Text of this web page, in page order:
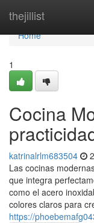
thejillist
Home
Home
1
Cocina
katrinalrlm683504
Las cocinas
que integra
como el acero
colores claros para
https://